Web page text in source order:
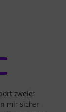
zweier
mir sicher